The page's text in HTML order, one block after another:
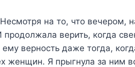
на то, что вечером,
верить, когда
верность даже тогда,
женщин. Я прыгнула за ним